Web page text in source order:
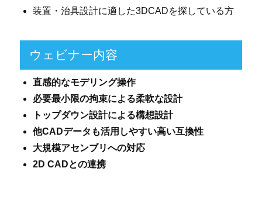
装置・治具設計に適した3DCADを探している方
ウェビナー内容
直感的なモデリング操作
必要最小限の拘束による柔軟な設計
トップダウン設計による構想設計
他CADデータも活用しやすい高い互換性
大規模アセンブリへの対応
2D CADとの連携